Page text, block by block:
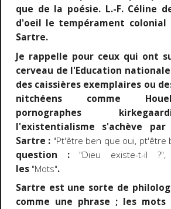
que de la poésie. L.-F. Céline
d'oeil le tempérament
Sartre.
Je rappelle pour ceux qui ont
cerveau de l'Education
des caissières exemplaires ou
nitchéens comme
pornographes
l'existentialisme s'achève
Sartre : "Pt'être ben que oui, pt'être
question : "Dieu existe-t-il ?",
les "Mots".
Sartre est une sorte de
comme une phrase ; les